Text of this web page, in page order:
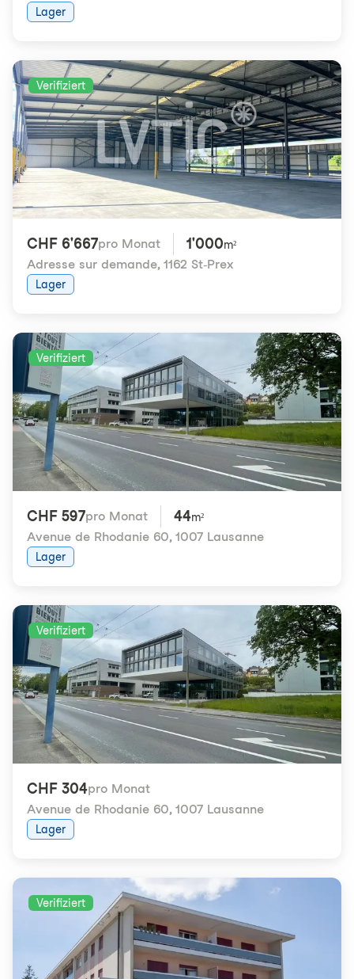
Lager
Verifiziert
CHF 6'667pro Monat 1'000m²
Adresse sur demande, 1162 St-Prex
Lager
Verifiziert
CHF 597pro Monat 44m²
Avenue de Rhodanie 60, 1007 Lausanne
Lager
Verifiziert
CHF 304pro Monat
Avenue de Rhodanie 60, 1007 Lausanne
Lager
Verifiziert